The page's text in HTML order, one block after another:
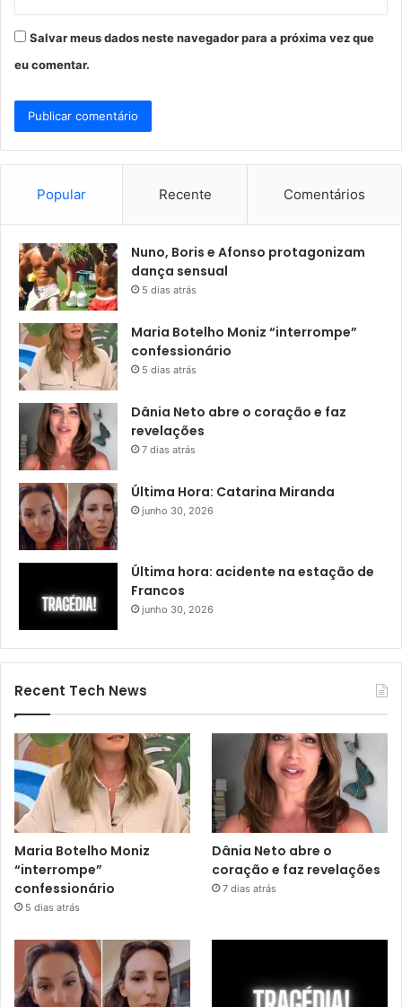
Salvar meus dados neste navegador para a próxima vez que
eu comentar.
Popular Recente Comentários
Nuno, Boris e Afonso protagonizam
dança sensual
5 dias atrás
Maria Botelho Moniz “interrompe”
confessionário
5 dias atrás
Dânia Neto abre o coração e faz
revelações
7 dias atrás
Última Hora: Catarina Miranda
junho 30, 2026
Última hora: acidente na estação de
Francos
junho 30, 2026
Recent Tech News
Maria Botelho Moniz
“interrompe”
confessionário
5 dias atrás
Dânia Neto abre o
coração e faz revelações
7 dias atrás